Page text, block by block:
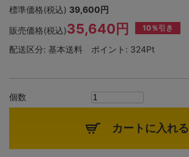
標準価格(税込) 39,600円
販売価格(税込)35,640円 10％引き
配送区分: 基本送料 ポイント: 324Pt
個数
カートに入れる